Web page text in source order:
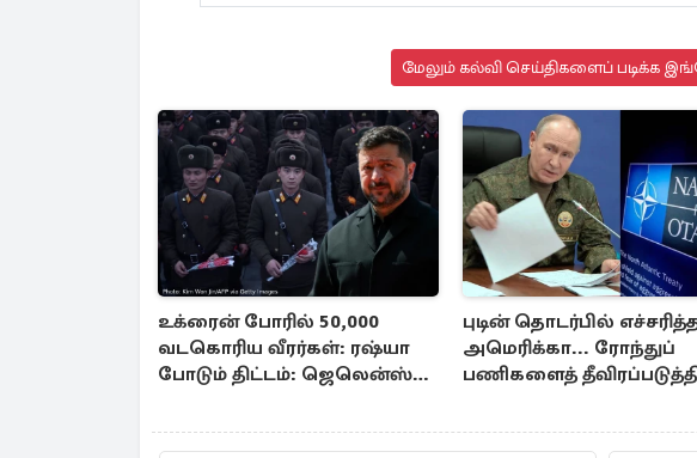
மேலும் கல்வி செய்திகளைப் படிக்க
உக்ரைன் போரில் 50,000
வடகொரிய வீரர்கள்: ரஷ்யா
போடும் திட்டம்: ஜெலென்ஸ்கி
புடின் தொடர்பில்
அமெரிக்கா... ரோந்துப்
பணிகளைத்